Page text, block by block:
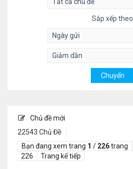
Sắp xếp theo
Chủ đề mới
22543 Chủ Đề
Bạn đang xem trang 1 / 226trang
226
Trang kế tiếp